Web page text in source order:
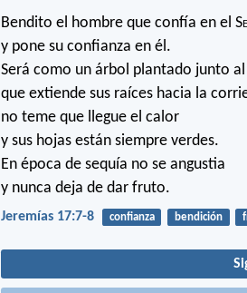
Bendito el hombre que confía en el S
y pone su confianza en él.
Será como un árbol plantado junto al
que extiende sus raíces hacia la
no teme que llegue el calor
y sus hojas están siempre verdes.
En época de sequía no se angustia
y nunca deja de dar fruto.
Jeremías 17:7-8 confianza bendición